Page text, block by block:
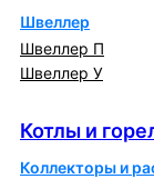
Швеллер
Швеллер П
Швеллер У
Котлы и
Коллекторы и